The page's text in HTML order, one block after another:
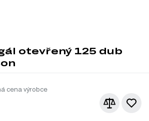
otevřený 125 dub
cena výrobce